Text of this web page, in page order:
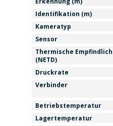
Identifikation (m)
Kameratyp
Sensor
Thermische
(NETD)
Druckrate
Verbinder
Betriebstemperatur
Lagertemperatur